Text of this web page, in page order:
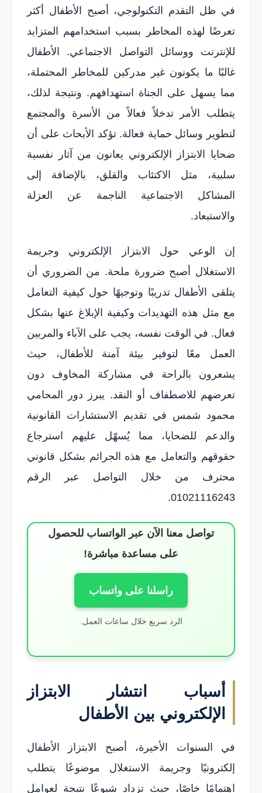
في ظل التقدم التكنولوجي، أصبح الأطفال أكثر
تعرضًا لهذه المخاطر بسبب استخدامهم المتزايد
للإنترنت ووسائل التواصل الاجتماعي. الأطفال
غالبًا ما يكونون غير مدركين للمخاطر المحتملة،
مما يسهل على الجناة استهدافهم. ونتيجة لذلك،
يتطلب الأمر تدخلاً فعالاً من الأسرة والمجتمع
لتطوير وسائل حماية فعالة. تؤكد الأبحاث على أن
ضحايا الابتزاز الإلكتروني يعانون من آثار نفسية
سلبية، مثل الاكتئاب والقلق، بالإضافة إلى
المشاكل الاجتماعية الناجمة عن العزلة
والاستبعاد.
إن الوعي حول الابتزاز الإلكتروني وجريمة
الاستغلال أصبح ضرورة ملحة. من الضروري أن
يتلقى الأطفال تدريبًا وتوجيهًا حول كيفية التعامل
مع مثل هذه التهديدات وكيفية الإبلاغ عنها بشكل
فعال. في الوقت نفسه، يجب على الآباء والمربين
العمل معًا لتوفير بيئة آمنة للأطفال، حيث
يشعرون بالراحة في مشاركة المخاوف دون
تعرضهم للاصطفاف أو النقد. يبرز دور المحامي
محمود شمس في تقديم الاستشارات القانونية
والدعم للضحايا، مما يُسهّل عليهم استرجاع
حقوقهم والتعامل مع هذه الجرائم بشكل قانوني
محترف من خلال التواصل عبر الرقم
01021116243.
تواصل معنا الآن عبر الواتساب للحصول
على مساعدة مباشرة!
راسلنا على واتساب
الرد سريع خلال ساعات العمل.
أسباب انتشار الابتزاز
الإلكتروني بين الأطفال
في السنوات الأخيرة، أصبح الابتزاز الأطفال
إلكترونيًا وجريمة الاستغلال موضوعًا يتطلب
اهتمامًا خاصًا، حيث تزداد شيوعًا نتيجة لعوامل